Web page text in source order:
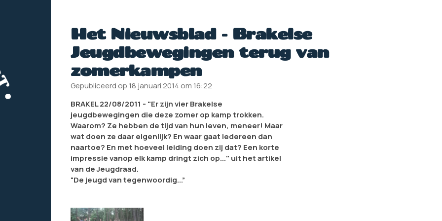
Het Nieuwsblad - Brakelse
Jeugdbewegingen terug van
zomerkampen
Gepubliceerd op 18 januari 2014 om 16:22
BRAKEL 22/08/2011 - "Er zijn vier Brakelse
jeugdbewegingen die deze zomer op kamp trokken.
Waarom? Ze hebben de tijd van hun leven, meneer! Maar
wat doen ze daar eigenlijk? En waar gaat iedereen dan
naartoe? En met hoeveel leiding doen zij dat? Een korte
impressie vanop elk kamp dringt zich op..." uit het artikel
van de Jeugdraad.
“De jeugd van tegenwoordig...”